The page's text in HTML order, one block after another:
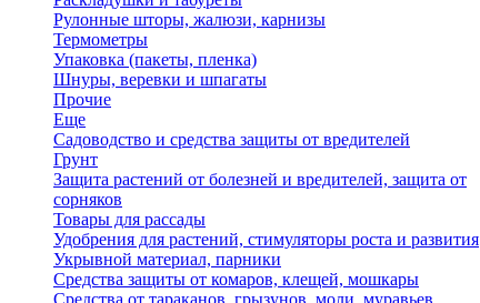
Рулонные шторы, жалюзи, карнизы
Термометры
Упаковка (пакеты, пленка)
Шнуры, веревки и шпагаты
Прочие
Еще
Садоводство и средства защиты от вредителей
Грунт
Защита растений от болезней и вредителей, защита от
сорняков
Товары для рассады
Удобрения для растений, стимуляторы роста и развития
Укрывной материал, парники
Средства защиты от комаров, клещей, мошкары
Средства от тараканов, грызунов, моли, муравьев